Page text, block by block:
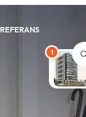
REFERANS
1